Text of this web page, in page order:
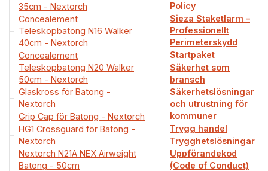
35cm - Nextorch
Concealement
Teleskopbatong N16 Walker
40cm - Nextorch
Concealement
Teleskopbatong N20 Walker
50cm - Nextorch
Glaskross för Batong -
Nextorch
Grip Cap för Batong - Nextorch
HG1 Crossguard för Batong -
Nextorch
Nextorch N21A NEX Airweight
Batong - 50cm
Policy
Sieza Staketlarm –
Professionellt
Perimeterskydd
Startpaket
Säkerhet som
bransch
Säkerhetslösningar
och utrustning för
kommuner
Trygg handel
Trygghetslösningar
Uppförandekod
(Code of Conduct)